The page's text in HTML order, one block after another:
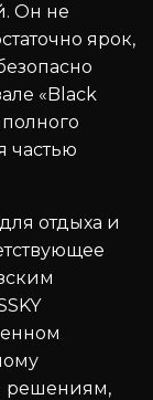
Он не
ярок,
«Black
частью
отдыха и
решениям,